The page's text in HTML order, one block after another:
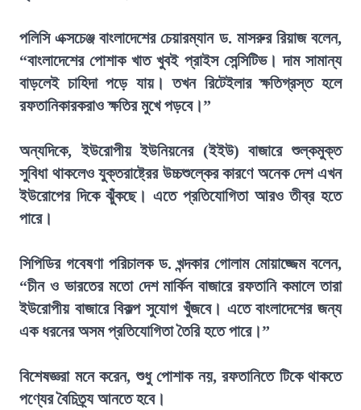
পলিসি এক্সচেঞ্জ বাংলাদেশের চেয়ারম্যান ড. মাসরুর রিয়াজ বলেন,
“বাংলাদেশের পোশাক খাত খুবই প্রাইস সেন্সিটিভ। দাম সামান্য
বাড়লেই চাহিদা পড়ে যায়। তখন রিটেইলার ক্ষতিগ্রস্ত হলে
রফতানিকারকরাও ক্ষতির মুখে পড়বে।”
অন্যদিকে, ইউরোপীয় ইউনিয়নের (ইইউ) বাজারে শুল্কমুক্ত
সুবিধা থাকলেও যুক্তরাষ্ট্রের উচ্চশুল্কের কারণে অনেক দেশ এখন
ইউরোপের দিকে ঝুঁকছে। এতে প্রতিযোগিতা আরও তীব্র হতে
পারে।
সিপিডির গবেষণা পরিচালক ড. খন্দকার গোলাম মোয়াজ্জেম বলেন,
“চীন ও ভারতের মতো দেশ মার্কিন বাজারে রফতানি কমালে তারা
ইউরোপীয় বাজারে বিকল্প সুযোগ খুঁজবে। এতে বাংলাদেশের জন্য
এক ধরনের অসম প্রতিযোগিতা তৈরি হতে পারে।”
বিশেষজ্ঞরা মনে করেন, শুধু পোশাক নয়, রফতানিতে টিকে থাকতে
পণ্যের বৈচিত্র্য আনতে হবে।